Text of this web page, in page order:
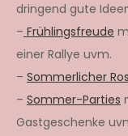
dringend gute
– Frühlingsfreude
einer Rallye uvm.
– Sommerlicher
– Sommer-Parties
Gastgeschenke